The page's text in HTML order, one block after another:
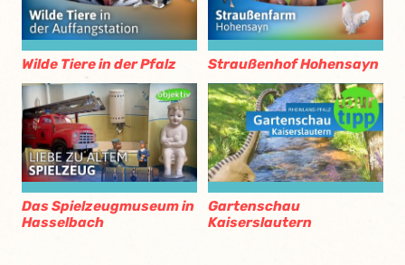
Wilde Tiere in der Pfalz Straußenhof Hohensayn
Das Spielzeugmuseum in
Hasselbach
Gartenschau
Kaiserslautern